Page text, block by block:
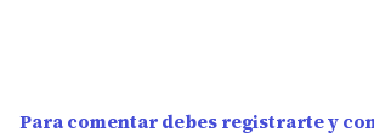
Para comentar debes registrarte y